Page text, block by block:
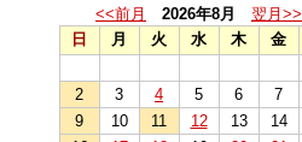
<<前月 2026年8月
翌月>>
日
月 火 水 木 金
2
3 4 5 6 7
9
10 11 12 13 14